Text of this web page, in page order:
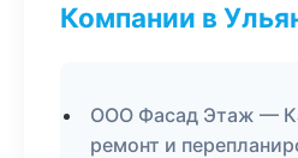
Компании в
ООО Фасад Этаж —
ремонт и